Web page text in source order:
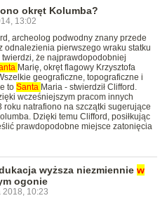
okręt Kolumba?
13:02
archeolog podwodny znany przede
odnalezienia pierwszego wraku statku
że najprawdopodobniej
Marię, okręt flagowy Krzysztofa
geograficzne, topograficzne i
to Santa Maria - stwierdził Clifford.
wcześniejszym pracom innych
roku natrafiono na szczątki sugerujące
Dzięki temu Clifford, posiłkując
prawdopodobne miejsce zatonięcia
wyższa niezmiennie w
ogonie
2018, 10:23